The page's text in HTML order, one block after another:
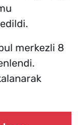
merkezli 8